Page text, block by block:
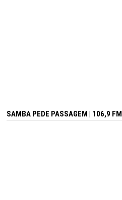
SAMBA PEDE PASSAGEM | 106,9 FM